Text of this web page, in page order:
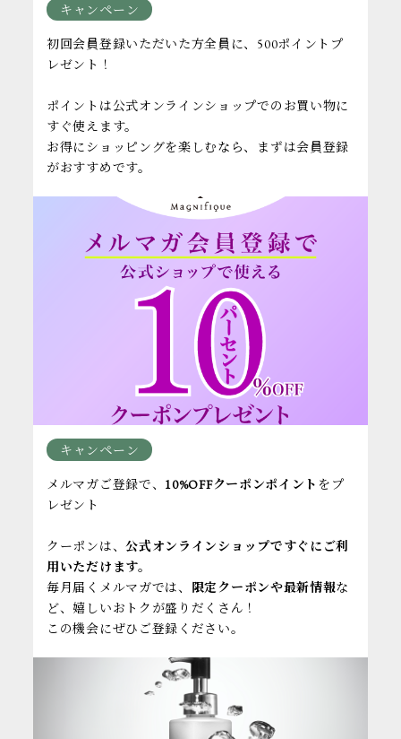
キャンペーン
初回会員登録いただいた方全員に、500ポイントプ
レゼント！
ポイントは公式オンラインショップでのお買い物に
すぐ使えます。
お得にショッピングを楽しむなら、まずは会員登録
がおすすめです。
キャンペーン
メルマガご登録で、 10%OFFクーポンポイント をプ
レゼント
クーポンは、公式オンラインショップですぐにご利
用いただけます。
毎月届くメルマガでは、 限定クーポンや最新情報な
ど、嬉しいおトクが盛りだくさん！
この機会にぜひご登録ください。